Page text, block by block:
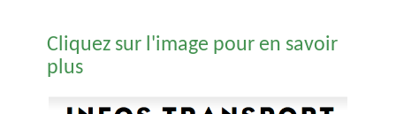
Cliquez sur l'image pour en savoir
plus